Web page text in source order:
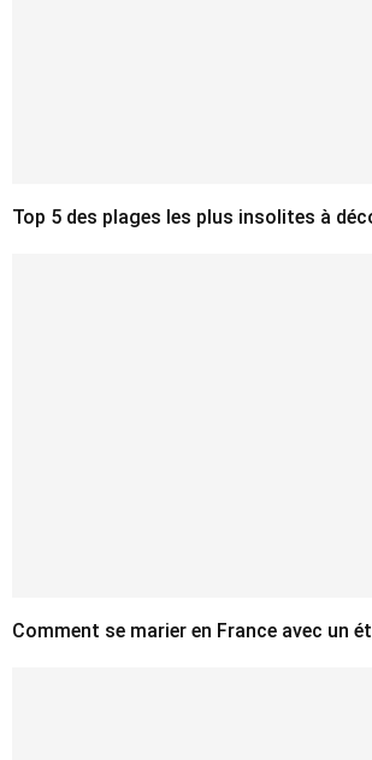
Top 5 des plages les plus insolites à
Comment se marier en France avec un